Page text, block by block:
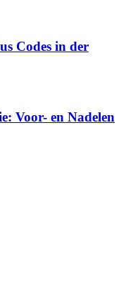
Codes in der
Voor- en Nadelen